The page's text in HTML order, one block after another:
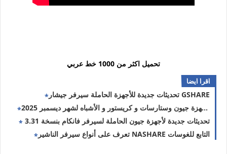
تحميل اكثر من 1000 خط عربي
اقرا ايضا
تحديثات جديدة للأجهزة الحاملة سيرفر جيشار GSHARE
ملف قنوات مرتب لأجهزة جيون وستارسات و كريستور و الأشباه لشهر ديسمبر 2025
تحديثات جديدة لأجهزة جيون الحاملة لسيرفر فانكام بنسخة 3.31
تعرف على أنواع سيرفر الناشير NASHARE التابع للغوسات